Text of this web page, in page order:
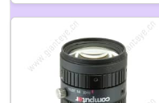
外镜头 适用于单波段(C
接口)